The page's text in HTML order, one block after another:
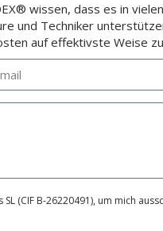
wissen, dass es in
und Techniker
auf effektivste Weise
(CIF B-26220491), um mich